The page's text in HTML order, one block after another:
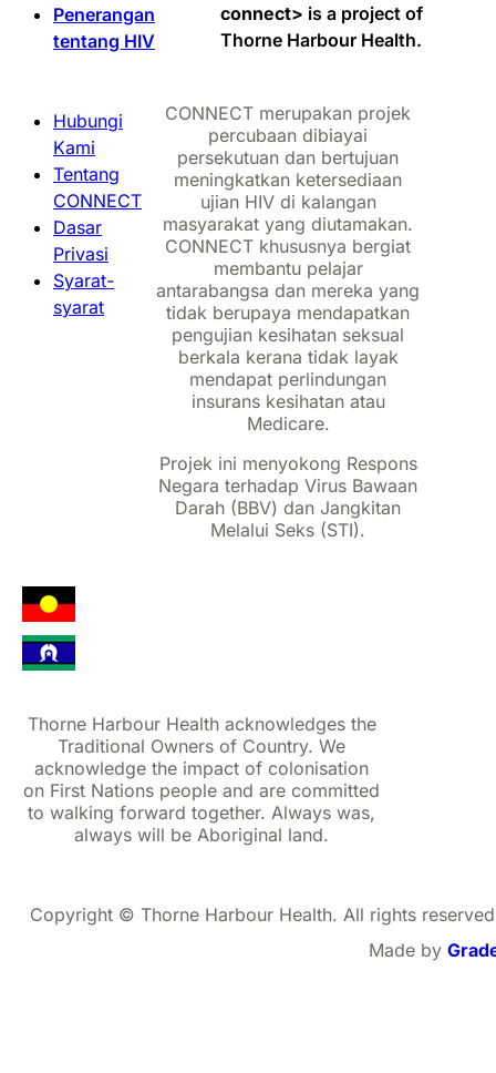
Penerangan
tentang HIV
Hubungi
Kami
Tentang
CONNECT
Dasar
Privasi
Syarat-
syarat
connect> is a project of
Thorne Harbour Health.
CONNECT merupakan projek
percubaan dibiayai
persekutuan dan bertujuan
meningkatkan ketersediaan
ujian HIV di kalangan
masyarakat yang diutamakan.
CONNECT khususnya bergiat
membantu pelajar
antarabangsa dan mereka yang
tidak berupaya mendapatkan
pengujian kesihatan seksual
berkala kerana tidak layak
mendapat perlindungan
insurans kesihatan atau
Medicare.
Projek ini menyokong Respons
Negara terhadap Virus Bawaan
Darah (BBV) dan Jangkitan
Melalui Seks (STI).
Thorne Harbour Health acknowledges the
Traditional Owners of Country. We
acknowledge the impact of colonisation
on First Nations people and are committed
to walking forward together. Always was,
always will be Aboriginal land.
Copyright © Thorne Harbour Health. All rights
Made by